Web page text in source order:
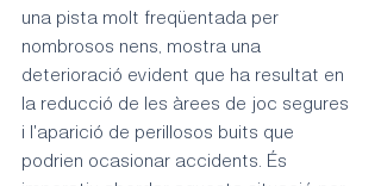
una pista molt freqüentada per
nombrosos nens, mostra una
deterioració evident que ha resultat en
la reducció de les àrees de joc segures
i l'aparició de perillosos buits que
podrien ocasionar accidents. És